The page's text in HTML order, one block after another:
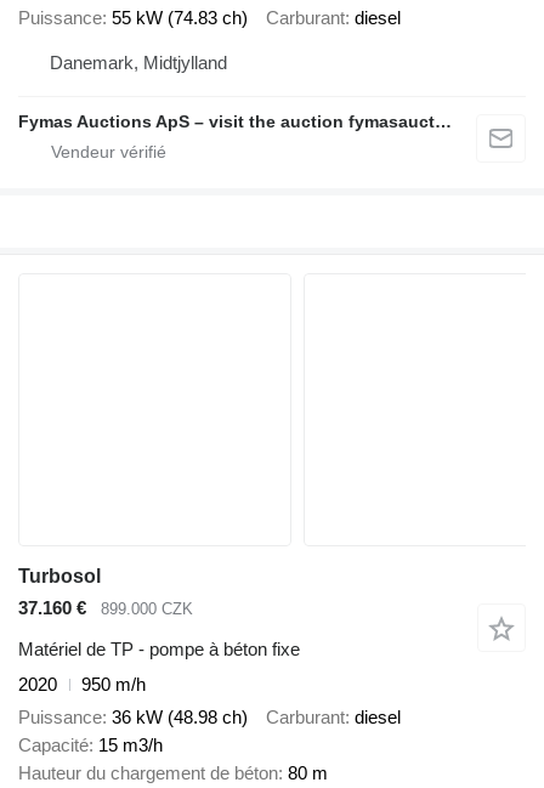
Puissance 55 kW (74.83 ch) Carburant diesel
Danemark, Midtjylland
Fymas Auctions ApS – visit the auction fymasauctions.dk
Turbosol
37.160 €
899.000 CZK
Matériel de TP - pompe à béton fixe
2020
950 m/h
Puissance 36 kW (48.98 ch) Carburant diesel
Capacité 15 m3/h
Hauteur du chargement de béton 80 m